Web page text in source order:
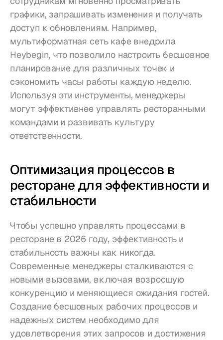
графики, запрашивать изменения и получать
доступ к обновлениям. Например,
мультиформатная сеть кафе внедрила
Heybegin, что позволило настроить бесшовное
планирование для различных точек и
сэкономить часы работы каждую неделю.
Используя эти инструменты, менеджеры
могут эффективнее управлять ресторанными
командами и развивать культуру
ответственности.
Оптимизация процессов в
ресторане для эффективности и
стабильности
Чтобы успешно управлять процессами в
ресторане в 2026 году, эффективность и
стабильность важны как никогда.
Современные менеджеры сталкиваются с
новыми вызовами, включая возросшую
конкуренцию и меняющиеся ожидания гостей.
Создание бесшовных рабочих процессов и
надежных систем необходимо для
удовлетворения этих запросов и достижения